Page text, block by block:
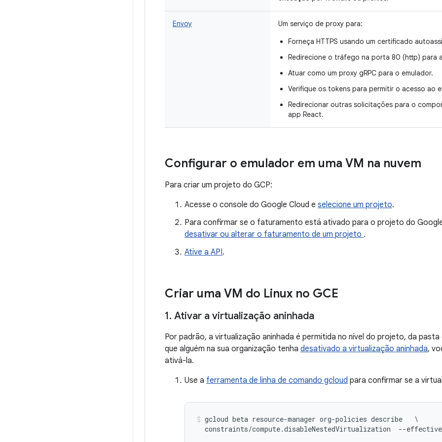
Envoy
Um serviço de proxy para:
Forneça HTTPS usando um certificado
Redirecione o tráfego na porta 80 (http) para
Atuar como um proxy gRPC para o emulador.
Verifique os tokens para permitir o acesso ao
Redirecionar outras solicitações para o
app React.
Configurar o emulador em uma VM na nuvem
Para criar um projeto do GCP:
Acesse o console do Google Cloud e selecione um projeto.
Para confirmar se o faturamento está ativado para o projeto do
desativar ou alterar o faturamento de um projeto .
Ative a API.
Criar uma VM do Linux no GCE
1. Ativar a virtualização aninhada
Por padrão, a virtualização aninhada é permitida no nível do projeto, da
que alguém na sua organização tenha desativado a virtualização aninhada,
ativá-la.
Use a ferramenta de linha de comando gcloud para confirmar se a
gcloud beta resource-manager org-policies describe   \